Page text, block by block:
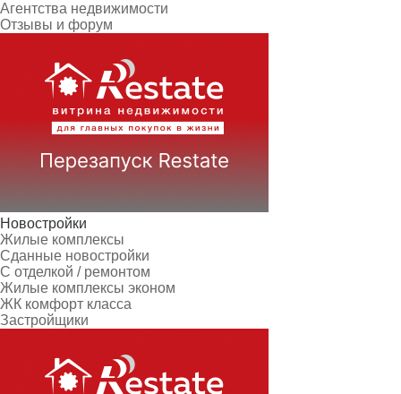
Агентства недвижимости
Отзывы и форум
Новостройки
Жилые комплексы
Сданные новостройки
С отделкой / ремонтом
Жилые комплексы эконом
ЖК комфорт класса
Застройщики